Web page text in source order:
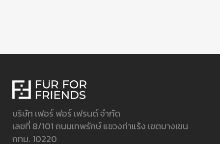
บริษัท เฟอร์ ฟอร์ เฟรนด์ จำกัด
เลขที่ 8/101 ถนนเทพรักษ์ แขวงท่าแร้ง เขตบางเขน
กทม. 10220